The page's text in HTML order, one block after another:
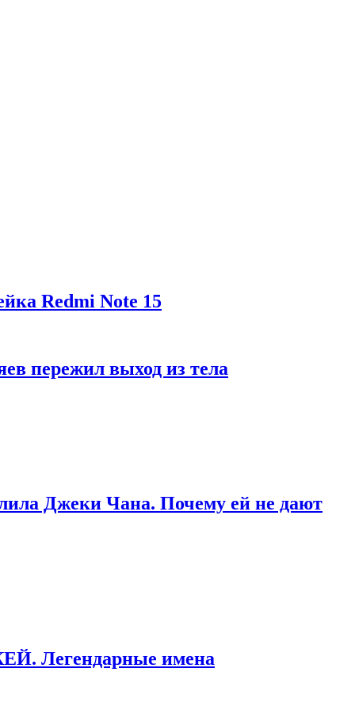
Redmi Note 15
пережил выход из тела
Джеки Чана. Почему ей не дают
Легендарные имена